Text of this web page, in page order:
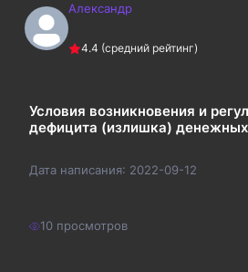
280 ₽Александр
4.4 (средний рейтинг)
Условия возникновения и
дефицита (излишка)
Дата написания: 2022-09-12
10 просмотров